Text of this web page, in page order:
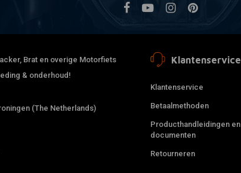
Brat en overige Motorfiets
& onderhoud!
(The Netherlands)
Klantenservice
Klantenservice
Betaalmethoden
Producthandleidingen en
documenten
Retourneren